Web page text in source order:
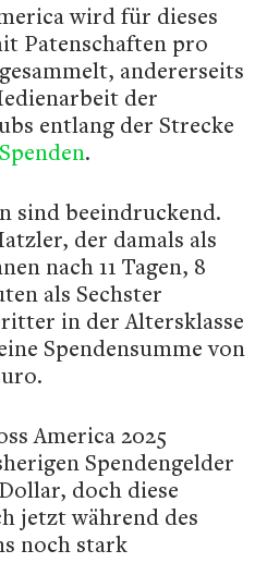
wird für dieses
Patenschaften pro
andererseits
der
entlang der Strecke
.
sind beeindruckend.
der damals als
nach 11 Tagen, 8
als Sechster
in der Altersklasse
Spendensumme von
America 2025
Spendengelder
doch diese
jetzt während des
noch stark